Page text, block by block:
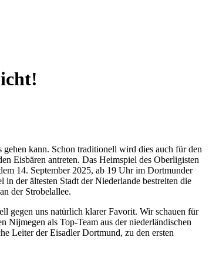
kann. Schon traditionell wird dies auch für den
Eisbären antreten. Das Heimspiel des Oberligisten
14. September 2025, ab 19 Uhr im Dortmunder
der ältesten Stadt der Niederlande bestreiten die
der Strobelallee.
gegen uns natürlich klarer Favorit. Wir schauen für
Nijmegen als Top-Team aus der niederländischen
Leiter der Eisadler Dortmund, zu den ersten